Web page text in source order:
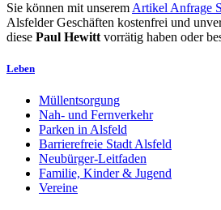
Sie können mit unserem Artikel Anfrage
Alsfelder Geschäften kostenfrei und
diese Paul Hewitt vorrätig haben oder
Leben
Müllentsorgung
Nah- und Fernverkehr
Parken in Alsfeld
Barrierefreie Stadt Alsfeld
Neubürger-Leitfaden
Familie, Kinder & Jugend
Vereine